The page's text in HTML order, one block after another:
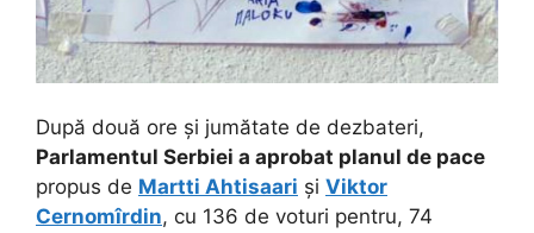
După două ore și jumătate de dezbateri,
Parlamentul Serbiei a aprobat planul de pace
propus de Martti Ahtisaari și Viktor
Cernomîrdin, cu 136 de voturi pentru, 74